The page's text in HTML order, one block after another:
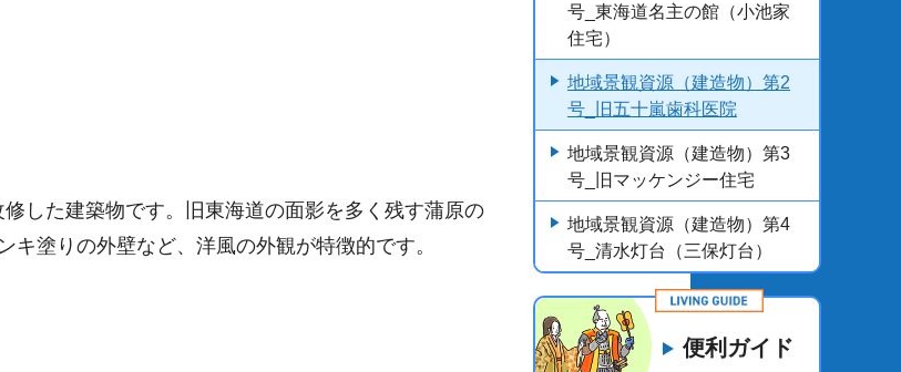
した建築物です。旧東海道の面影を多く残す蒲原の
塗りの外壁など、洋風の外観が特徴的です。
号_東海道名主の館（小池家
住宅）
地域景観資源（建造物）第2
号_旧五十嵐歯科医院
地域景観資源（建造物）第3
号_旧マッケンジー住宅
地域景観資源（建造物）第4
号_清水灯台（三保灯台）
便利ガイド